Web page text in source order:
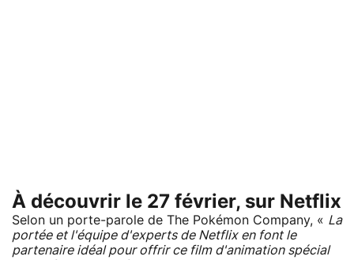
À découvrir le 27 février, sur Netflix
Selon un porte-parole de The Pokémon Company, « La
portée et l'équipe d'experts de Netflix en font le
partenaire idéal pour offrir ce film d'animation spécial